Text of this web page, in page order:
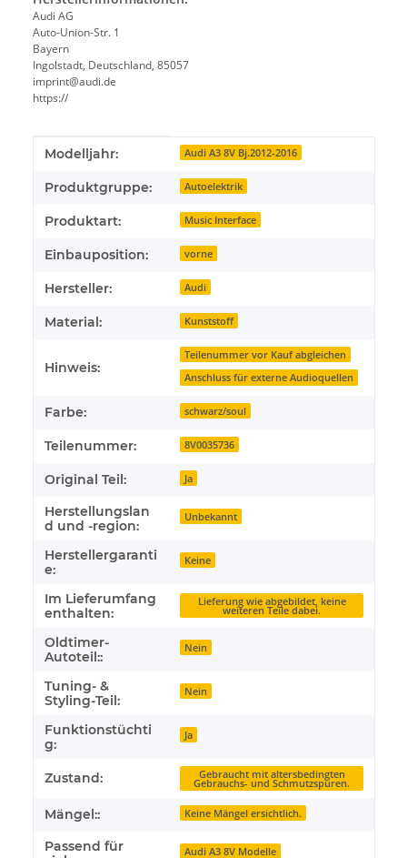
Audi AG
Auto-Union-Str. 1
Bayern
Ingolstadt, Deutschland, 85057
imprint@audi.de
https://
Produkteigenschaft
Wert
Modelljahr: Audi A3 8V Bj.2012-2016
Produktgruppe: Autoelektrik
Produktart: Music Interface
Einbauposition: vorne
Hersteller: Audi
Material: Kunststoff
Hinweis:
Teilenummer vor Kauf abgleichen
Anschluss für externe Audioquellen
Farbe: schwarz/soul
Teilenummer: 8V0035736
Original Teil: Ja
Herstellungslan
d und -region:
Unbekannt
Herstellergaranti
e:
Keine
Im Lieferumfang
enthalten:
Lieferung wie abgebildet, keine
weiteren Teile dabei.
Oldtimer-
Autoteil::
Nein
Tuning- &
Styling-Teil:
Nein
Funktionstüchti
g:
Ja
Zustand: Gebraucht mit altersbedingten
Gebrauchs- und Schmutzspuren.
Mängel:: Keine Mängel ersichtlich.
Passend für
Audi A3 8V Modelle